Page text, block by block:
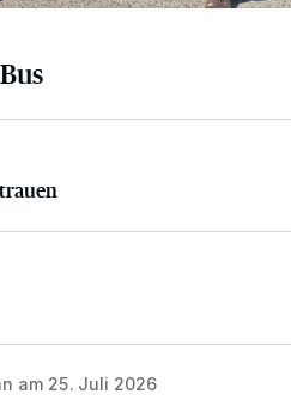
am 25. Juli 2026